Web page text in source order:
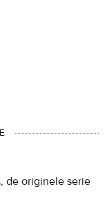
, de originele serie